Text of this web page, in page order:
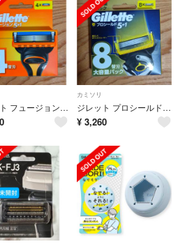
ジレット フュージョン 5＋1 替刃4個入 新品未使用未開封 純正品
カミソリ
ジレット プロシールド替刃8コ入 新品未開封 純正品
¥ 3,260